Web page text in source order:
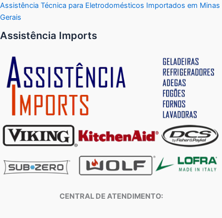
Assistência Técnica para Eletrodomésticos Importados em Minas
Gerais
Assistência Imports
CENTRAL DE ATENDIMENTO: